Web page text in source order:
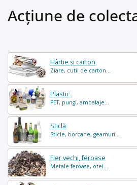
Acțiune de
Hârtie și carton
Ziare, cutii de carton...
Plastic
PET, pungi, ambalaje...
Sticlă
Sticle, borcane, geamuri...
Fier vechi, feroase
Metale feroase, otel...